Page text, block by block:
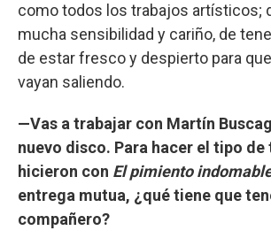
como todos los trabajos artísticos;
mucha sensibilidad y cariño, de
de estar fresco y despierto para
vayan saliendo.
—Vas a trabajar con Martín
nuevo disco. Para hacer el tipo
hicieron con El pimiento
entrega mutua, ¿qué tiene que
compañero?